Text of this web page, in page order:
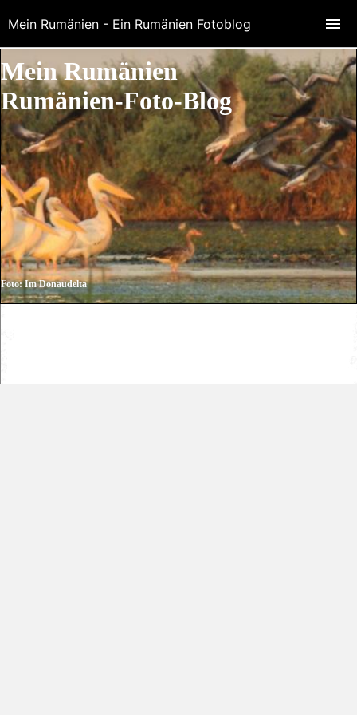
Mein Rumänien
Rumänien-Foto-Blog
Foto: Im Donaudelta
Mein Rumänien - Ein Rumänien Fotoblog